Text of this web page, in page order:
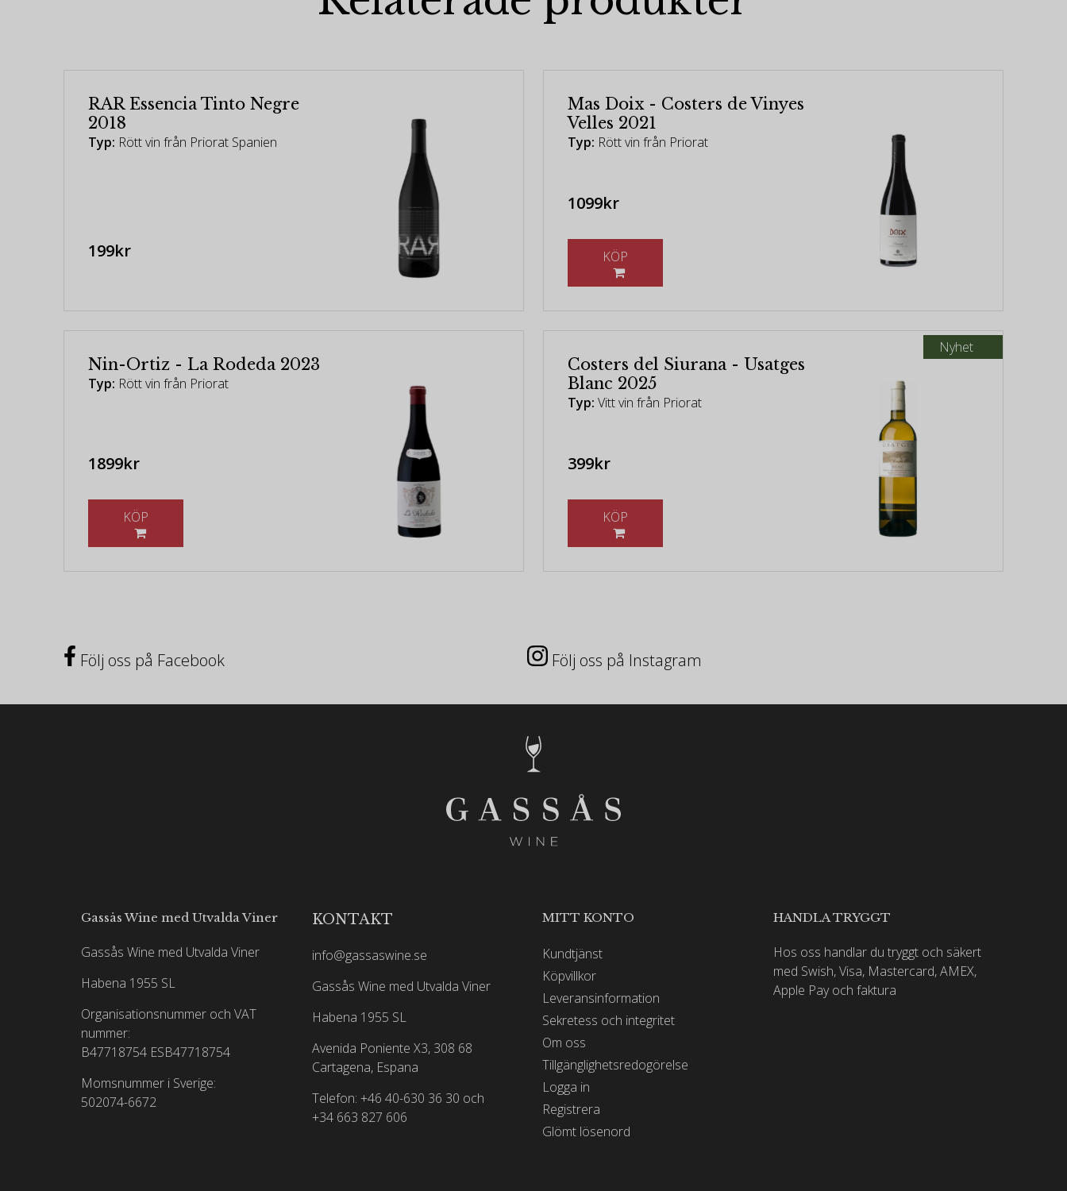
RAR Essencia Tinto Negre
2018
Typ: Rött vin från Priorat Spanien
199kr
Mas Doix - Costers de Vinyes
Velles 2021
Typ: Rött vin från Priorat
1099kr
Nin-Ortiz - La Rodeda 2023
Typ: Rött vin från Priorat
1899kr
Nyhet
Costers del Siurana - Usatges
Blanc 2025
Typ: Vitt vin från Priorat
399kr
Följ oss på Facebook Följ oss på Instagram
Gassås Wine med Utvalda Viner
Gassås Wine med Utvalda Viner
Habena 1955 SL
Organisationsnummer och VAT
nummer:
B47718754 ESB47718754
Momsnummer i Sverige:
502074-6672
KONTAKT
info@gassaswine.se
Gassås Wine med Utvalda Viner
Habena 1955 SL
Avenida Poniente X3, 308 68
Cartagena, Espana
Telefon: +46 40-630 36 30 och
+34 663 827 606
MITT KONTO
Kundtjänst
Köpvillkor
Leveransinformation
Sekretess och integritet
Om oss
Tillgänglighetsredogörelse
Logga in
Registrera
Glömt lösenord
HANDLA TRYGGT
Hos oss handlar du tryggt och säkert
med Swish, Visa, Mastercard, AMEX,
Apple Pay och faktura